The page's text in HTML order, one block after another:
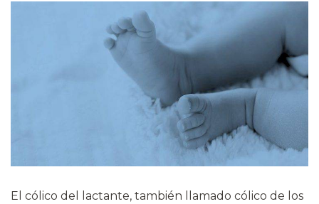
El cólico del lactante, también llamado cólico de los